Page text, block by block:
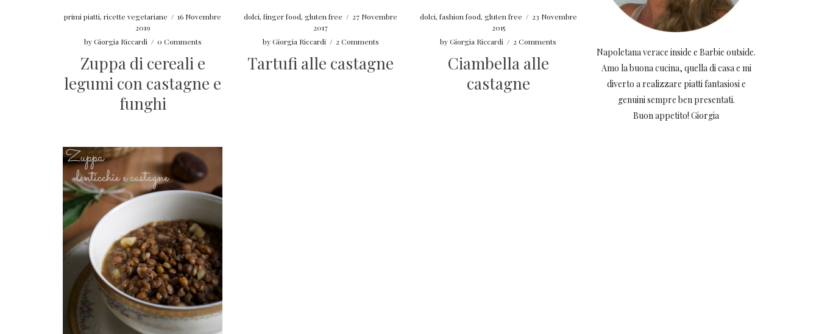
primi piatti,ricette vegetariane / 16 Novembre
2019
byGiorgia Riccardi / 0 Comments
Zuppa di cereali e
legumi con castagne e
funghi
dolci,finger food,gluten free / 27 Novembre
2017
byGiorgia Riccardi / 2 Comments
Tartufi alle castagne
dolci, fashion food, gluten free / 23 Novembre
2015
byGiorgia Riccardi / 2 Comments
Ciambella alle
castagne
Napoletana verace inside e Barbie outside.
Amo la buona cucina, quella di casa e mi
diverto a realizzare piatti fantasiosi e
genuini sempre ben presentati.
Buon appetito! Giorgia